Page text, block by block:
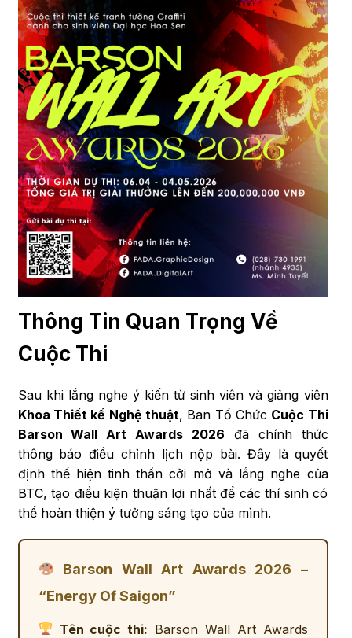
Thông Tin Quan Trọng Về
Cuộc Thi
Sau khi lắng nghe ý kiến từ sinh viên và giảng viên
Khoa Thiết kế Nghệ thuật, Ban Tổ Chức Cuộc Thi
Barson Wall Art Awards 2026 đã chính thức
thông báo điều chỉnh lịch nộp bài. Đây là quyết
định thể hiện tinh thần cởi mở và lắng nghe của
BTC, tạo điều kiện thuận lợi nhất để các thí sinh có
thể hoàn thiện ý tưởng sáng tạo của mình.
Barson Wall Art Awards 2026 –
“Energy Of Saigon”
Tên cuộc thi: Barson Wall Art Awards